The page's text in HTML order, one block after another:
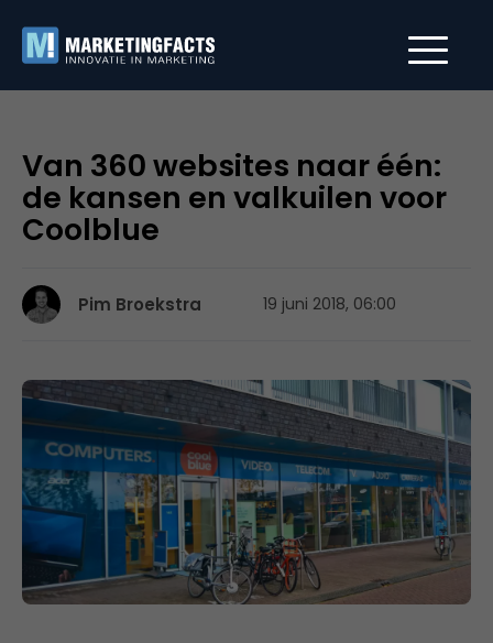
Van 360 websites naar één:
de kansen en valkuilen voor
Coolblue
Pim Broekstra 19 juni 2018, 06:00